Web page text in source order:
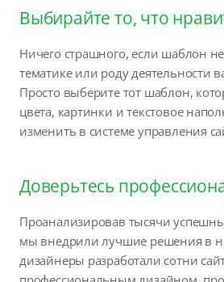
Выбирайте то, что
Ничего страшного, если шаблон
тематике или роду деятельности
Просто выберите тот шаблон,
цвета, картинки и текстовое
изменить в системе управления
Доверьтесь
Проанализировав тысячи
мы внедрили лучшие решения в
дизайнеры разработали сотни